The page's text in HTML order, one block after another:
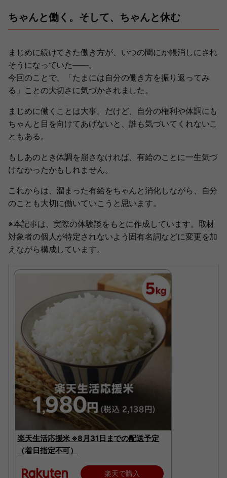
ちゃんと働く。そして、ちゃんと休む
まじめに続けてきた働き方が、いつの間にか帳消しにされ
そうになっていた――。
今回のことで、「たまには自分の働き方を振り返ってみ
る」ことの大切さに気づかされました。
まじめに働くことは大事。だけど、自分の権利や体調にも
ちゃんと目を向けてあげないと、誰も気づいてくれないこ
ともある。
もしあのとき体調を崩さなければ、有給のことに一生気づ
けなかったかもしれません。
これからは、溜まった有給をちゃんと消化しながら、自分
のことも大切に働いていこうと思います。
※本記事は、実際の体験談をもとに作成しています。取材
対象者の個人が特定されないよう固有名詞などに変更を加
えながら構成しています。
楽天生活応援米 ※8月31日までの配送予定
（着日指定不可）
楽天で購入